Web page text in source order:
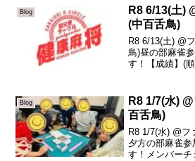
お...
Blog
R8 6/13(土)
(中百舌鳥)
R8 6/13(土) @
鳥)昼の部麻雀
す！【成績】(
中村さんで...
Blog
R8 1/7(水)
百舌鳥)
R8 1/7(水) @フ
夕方の部麻雀参
す！メンバーチ